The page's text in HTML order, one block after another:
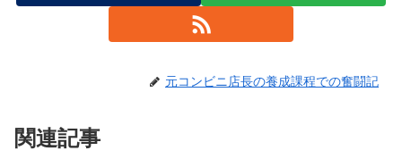
元コンビニ店長の養成課程での奮闘記
関連記事